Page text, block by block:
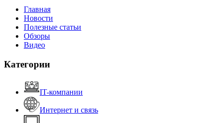
Главная
Новости
Полезные статьи
Обзоры
Видео
Категории
IT-компании
Интернет и связь